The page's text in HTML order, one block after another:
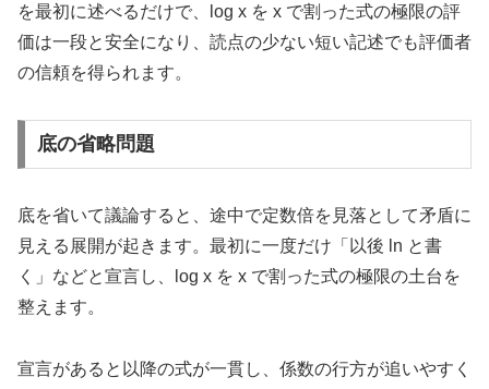
を最初に述べるだけで、log x を x で割った式の極限の評
価は一段と安全になり、読点の少ない短い記述でも評価者
の信頼を得られます。
底の省略問題
底を省いて議論すると、途中で定数倍を見落として矛盾に
見える展開が起きます。最初に一度だけ「以後 ln と書
く」などと宣言し、log x を x で割った式の極限の土台を
整えます。
宣言があると以降の式が一貫し、係数の行方が追いやすく